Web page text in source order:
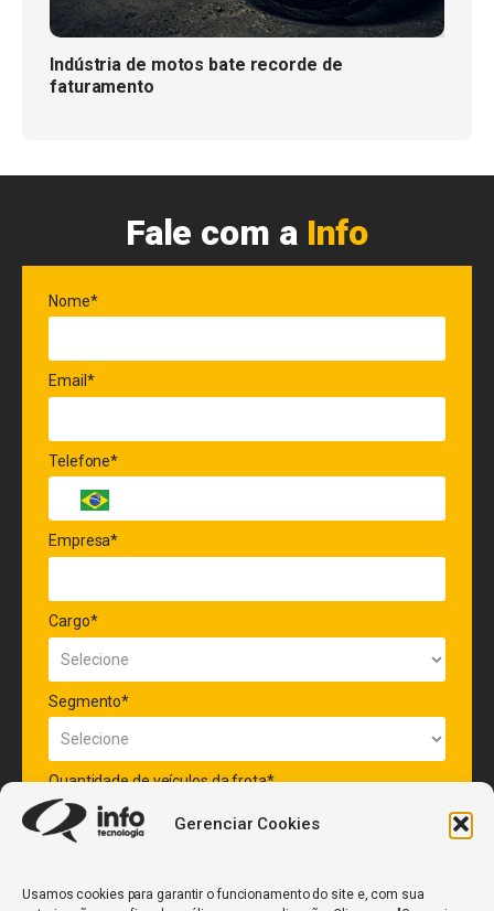
Gerenciar Cookies
Usamos cookies para garantir o funcionamento do site e, com sua
Indústria de motos bate recorde de
faturamento
Fale com a Info
Nome*
Email*
Telefone*
Empresa*
Cargo*
Segmento*
Quantidade de veículos da frota*
ENVIAR